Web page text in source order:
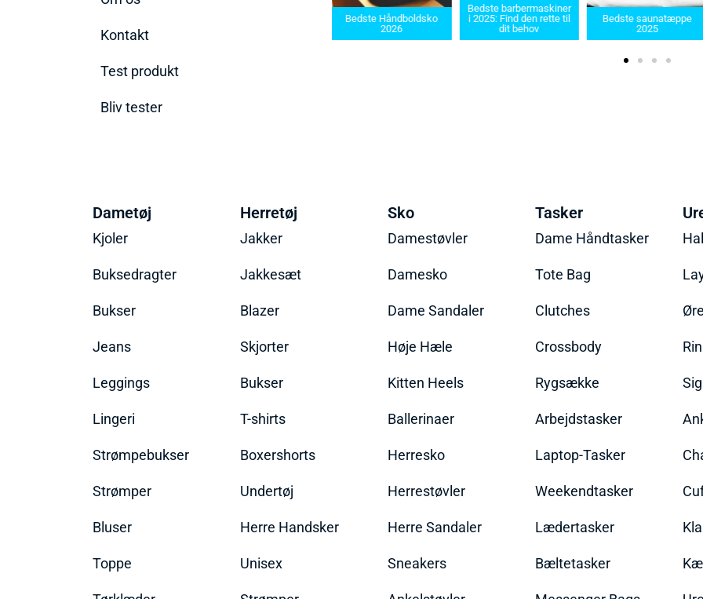
Kontakt
Test produkt
Bliv tester
2025
Bedste Håndboldsko
2026
Bedste barbermaskiner
i 2025: Find den rette til
dit behov
Bedste saunatæppe
2025
Dametøj
Kjoler
Buksedragter
Bukser
Jeans
Leggings
Lingeri
Strømpebukser
Strømper
Bluser
Toppe
Herretøj
Jakker
Jakkesæt
Blazer
Skjorter
Bukser
T-shirts
Boxershorts
Undertøj
Herre Handsker
Unisex
Sko
Damestøvler
Damesko
Dame Sandaler
Høje Hæle
Kitten Heels
Ballerinaer
Herresko
Herrestøvler
Herre Sandaler
Sneakers
Tasker
Dame Håndtasker
Tote Bag
Clutches
Crossbody
Rygsække
Arbejdstasker
Laptop-Tasker
Weekendtasker
Lædertasker
Bæltetasker